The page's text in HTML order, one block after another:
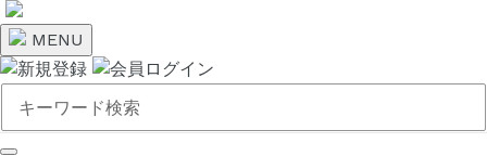
コ
ン
テ
ン
MENU